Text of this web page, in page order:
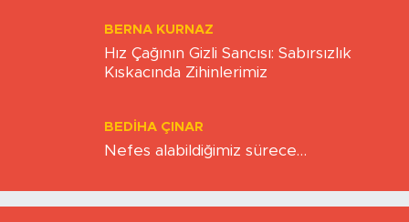
BERNA KURNAZ
Hız Çağının Gizli Sancısı: Sabırsızlık
Kıskacında Zihinlerimiz
BEDIHA ÇINAR
Nefes alabildiğimiz sürece…